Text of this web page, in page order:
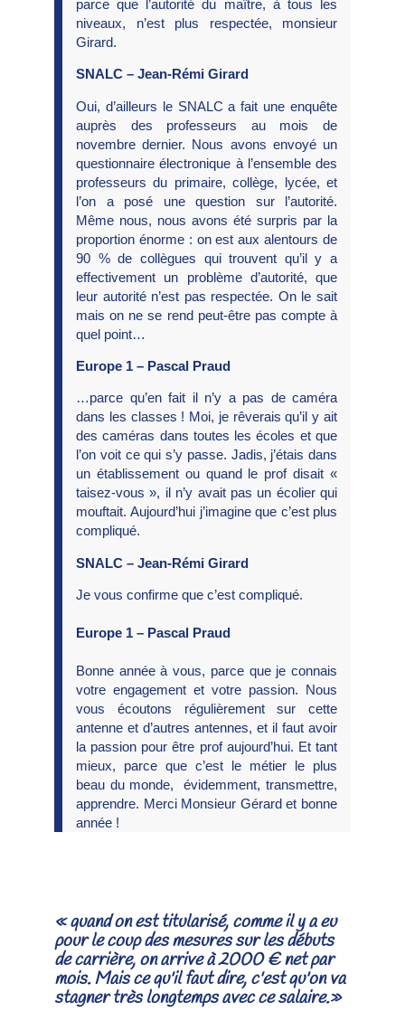
parce que l’autorité du maître, à tous les
niveaux, n’est plus respectée, monsieur
Girard.
SNALC – Jean-Rémi Girard
Oui, d’ailleurs le SNALC a fait une enquête
auprès des professeurs au mois de
novembre dernier. Nous avons envoyé un
questionnaire électronique à l’ensemble des
professeurs du primaire, collège, lycée, et
l’on a posé une question sur l’autorité.
Même nous, nous avons été surpris par la
proportion énorme : on est aux alentours de
90 % de collègues qui trouvent qu’il y a
effectivement un problème d’autorité, que
leur autorité n’est pas respectée. On le sait
mais on ne se rend peut-être pas compte à
quel point…
Europe 1 – Pascal Praud
…parce qu’en fait il n’y a pas de caméra
dans les classes ! Moi, je rêverais qu’il y ait
des caméras dans toutes les écoles et que
l’on voit ce qui s’y passe. Jadis, j’étais dans
un établissement ou quand le prof disait «
taisez-vous », il n’y avait pas un écolier qui
mouftait. Aujourd’hui j’imagine que c’est plus
compliqué.
SNALC – Jean-Rémi Girard
Je vous confirme que c’est compliqué.
Europe 1 – Pascal Praud
Bonne année à vous, parce que je connais
votre engagement et votre passion. Nous
vous écoutons régulièrement sur cette
antenne et d’autres antennes, et il faut avoir
la passion pour être prof aujourd’hui. Et tant
mieux, parce que c’est le métier le plus
beau du monde, évidemment, transmettre,
apprendre. Merci Monsieur Gérard et bonne
année !
« quand on est titularisé, comme il y a eu
pour le coup des mesures sur les débuts
de carrière, on arrive à 2000 € net par
mois. Mais ce qu'il faut dire, c'est qu'on va
stagner très longtemps avec ce salaire.»